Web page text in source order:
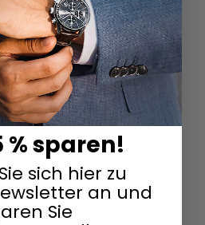
& Edelsteine
% sparen!
sich hier zu
an und
Sie